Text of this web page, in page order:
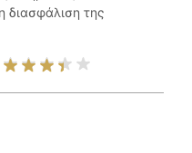
διασφάλιση της